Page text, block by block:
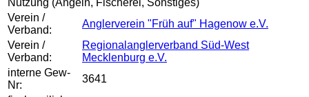
Nutzung (Angeln, Fischerei, Sonstiges)
Verein /
Verband:
Anglerverein "Früh auf" Hagenow e.V.
Verein /
Verband:
Regionalanglerverband Süd-West
Mecklenburg e.V.
interne Gew-
Nr:
3641